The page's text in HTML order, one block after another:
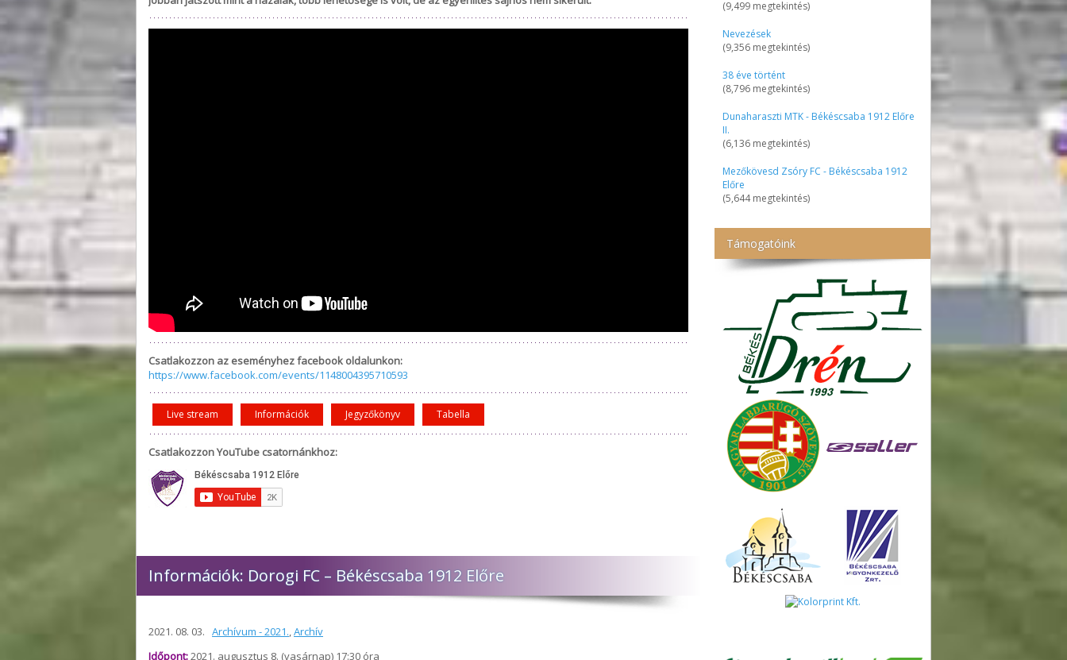
(9,499 megtekintés)
Nevezések
(9,356 megtekintés)
38 éve történt
(8,796 megtekintés)
Dunaharaszti MTK - Békéscsaba 1912 Előre
II.
(6,136 megtekintés)
Mezőkövesd Zsóry FC - Békéscsaba 1912
Előre
(5,644 megtekintés)
Támogatóink
Csatlakozzon az eseményhez facebook oldalunkon:
https://www.facebook.com/events/1148004395710593
Live stream Információk Jegyzőkönyv Tabella
Csatlakozzon YouTube csatornánkhoz:
Információk: Dorogi FC – Békéscsaba 1912 Előre
2021. 08. 03. Archívum - 2021.,Archív
Időpont:2021. augusztus 8. (vasárnap) 17:30 óra